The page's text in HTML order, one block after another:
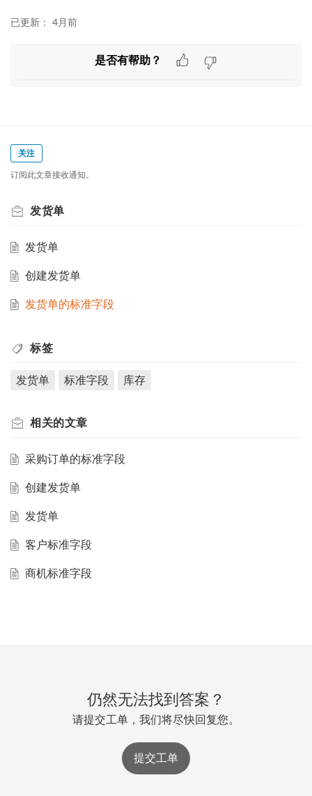
已更新： 4月前
是否有帮助？
关注
订阅此文章接收通知。
发货单
发货单
创建发货单
发货单的标准字段
标签
发货单 标准字段 库存
相关的文章
采购订单的标准字段
创建发货单
发货单
客户标准字段
商机标准字段
仍然无法找到答案？
请提交工单，我们将尽快回复您。
提交工单